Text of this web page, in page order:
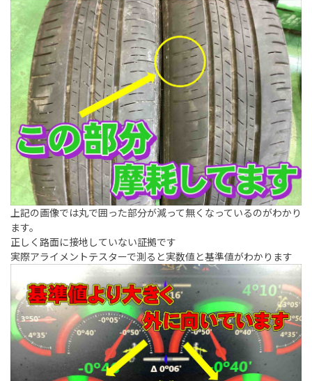
上記の画像では丸で囲った部分が減って無くなっているのがわかり
ます。
正しく路面に接地していない証拠です
実際アライメントテスターで測ると実数値と基準値がわかります